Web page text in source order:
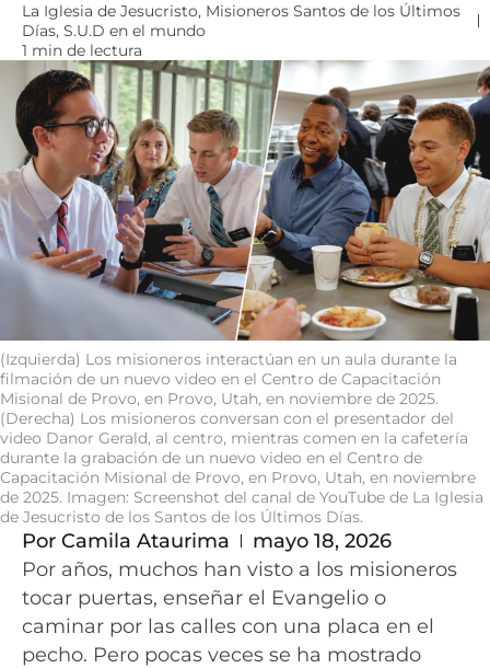
La Iglesia de Jesucristo, Misioneros Santos de los Últimos
Días, S.U.D en el mundo
1 min de lectura
(Izquierda) Los misioneros interactúan en un aula durante la
filmación de un nuevo video en el Centro de Capacitación
Misional de Provo, en Provo, Utah, en noviembre de 2025.
(Derecha) Los misioneros conversan con el presentador del
video Danor Gerald, al centro, mientras comen en la cafetería
durante la grabación de un nuevo video en el Centro de
Capacitación Misional de Provo, en Provo, Utah, en noviembre
de 2025. Imagen: Screenshot del canal de YouTube de La Iglesia
de Jesucristo de los Santos de los Últimos Días.
Por Camila Ataurima
mayo 18, 2026
Por años, muchos han visto a los misioneros
tocar puertas, enseñar el Evangelio o
caminar por las calles con una placa en el
pecho. Pero pocas veces se ha mostrado